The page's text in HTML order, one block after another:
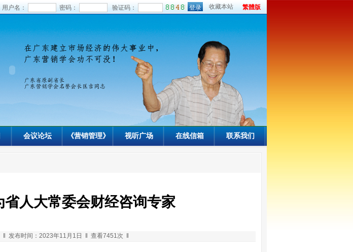
用户名： 密码： 验证码： 收藏本站 繁體版
会议论坛 《营销管理》 视听广场 在线信箱 联系我们
人大常委会财经咨询专家
发布时间：2023年11月1日 ‖ 查看7451次 ‖